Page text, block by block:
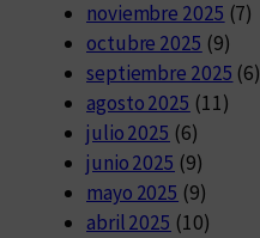
noviembre 2025 (7)
octubre 2025 (9)
septiembre 2025 (6)
agosto 2025 (11)
julio 2025 (6)
junio 2025 (9)
mayo 2025 (9)
abril 2025 (10)